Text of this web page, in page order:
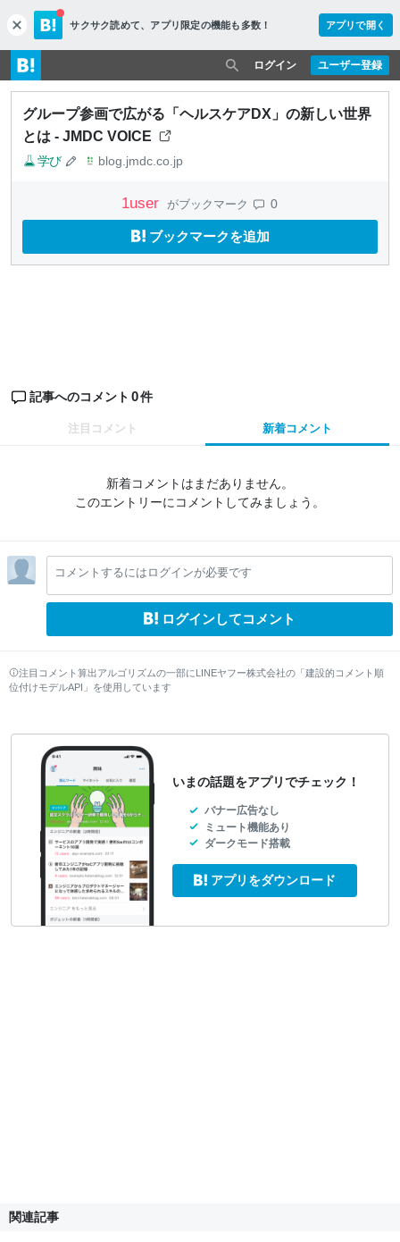
c
l
o
s
e
サクサク読めて、 アプリ限定の機能も多数！ アプリで開く
ユーザー登録
ログイン
グループ参画で広がる「ヘルスケアDX」の新しい世界
とは - JMDC VOICE
学び blog.jmdc.co.jp
1user がブックマーク 0
ブックマークを追加
記事へのコメント 0件
注目コメント 新着コメント
新着コメントはまだありません。
このエントリーにコメントしてみましょう。
コメントするにはログインが必要です
ログインしてコメント
注目コメント算出アルゴリズムの一部にLINEヤフー株式会社の「建設的コメント順
位付けモデルAPI」を使用しています
いまの話題をアプリでチェック！
バナー広告なし
ミュート機能あり
ダークモード搭載
アプリをダウンロード
関連記事